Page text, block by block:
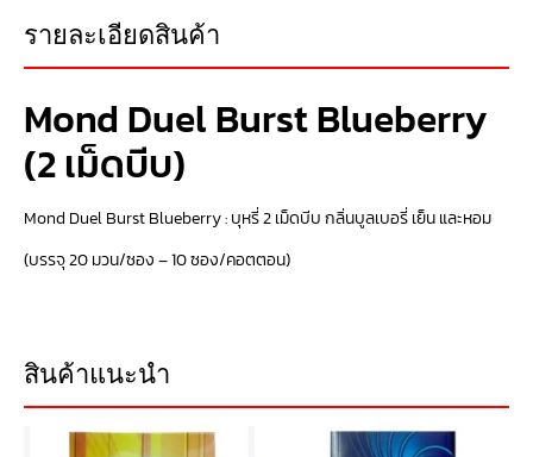
รายละเอียดสินค้า
Mond Duel Burst Blueberry
(2 เม็ดบีบ)
Mond Duel Burst Blueberry : บุหรี่ 2 เม็ดบีบ กลิ่นบูลเบอรี่ เย็น และหอม
(บรรจุ 20 มวน/ซอง – 10 ซอง/คอตตอน)
สินค้าแนะนำ